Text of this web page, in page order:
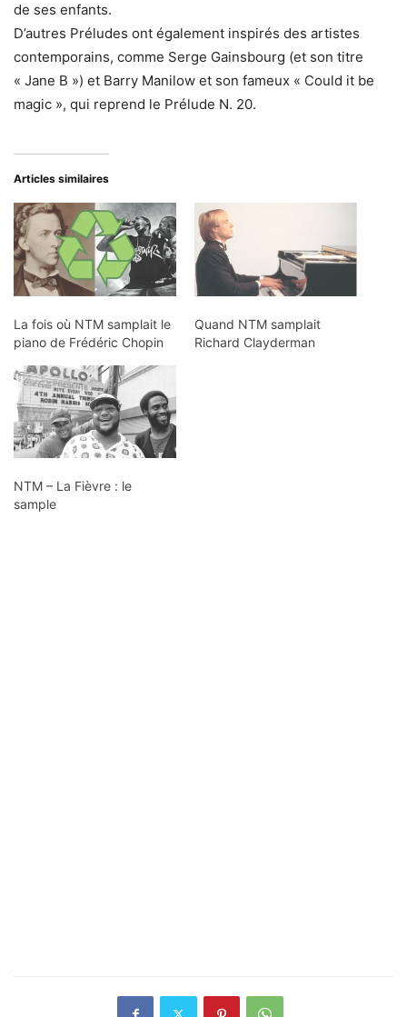
de ses enfants.
D’autres Préludes ont également inspirés des artistes
contemporains, comme Serge Gainsbourg (et son titre
« Jane B ») et Barry Manilow et son fameux « Could it be
magic », qui reprend le Prélude N. 20.
Articles similaires
La fois où NTM samplait le
piano de Frédéric Chopin
Quand NTM samplait
Richard Clayderman
NTM – La Fièvre : le
sample